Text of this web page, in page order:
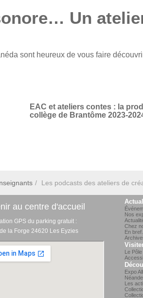
Un
sont heureux de vous faire
EAC et ateliers contes : la
collège de Brantôme 2023-
Les podcasts des ateliers de
au centre d'accueil
GPS du parking gratuit :
la Forge 24620 Les Eyzies
Nos
Chez
En bref...
Le
Expo
Les